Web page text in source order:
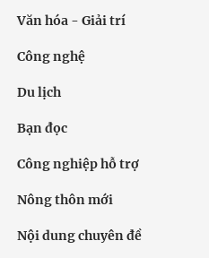
Văn hóa - Giải trí
Công nghệ
Du lịch
Bạn đọc
Công nghiệp hỗ trợ
Nông thôn mới
Nội dung chuyên đề